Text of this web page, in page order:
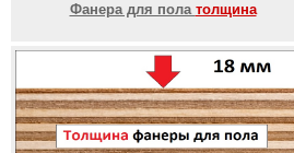
Фанера для пола толщина